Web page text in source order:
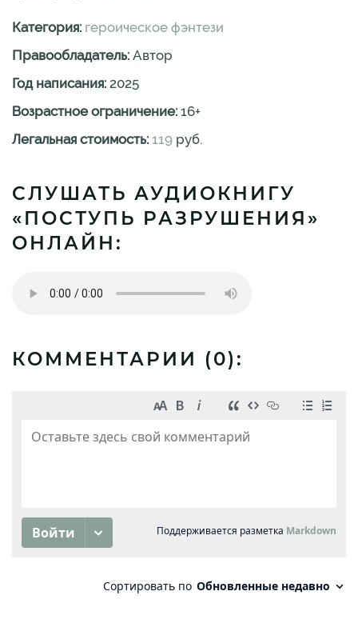
Категория: героическое фэнтези
Правообладатель: Автор
Год написания: 2025
Возрастное ограничение: 16+
Легальная стоимость: 119 руб.
СЛУШАТЬ АУДИОКНИГУ
«ПОСТУПЬ РАЗРУШЕНИЯ»
ОНЛАЙН:
КОММЕНТАРИИ (0):